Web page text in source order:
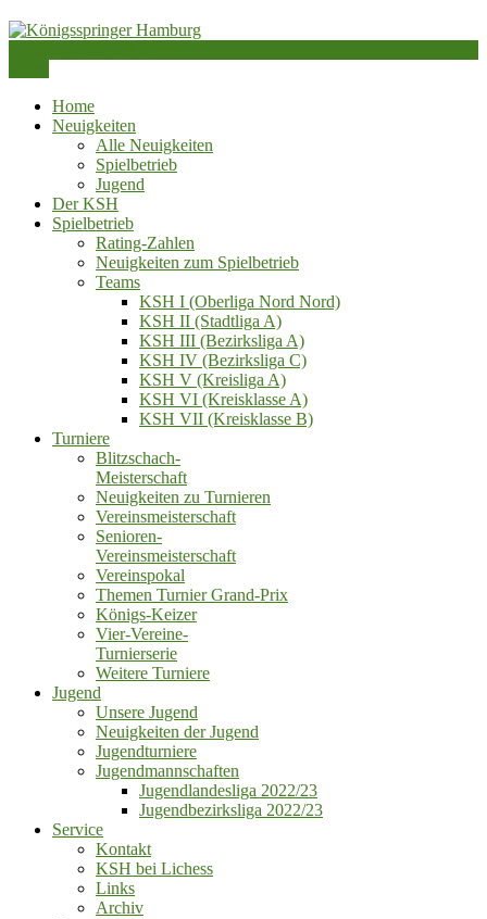
Skip
to
content
Königsspringer Hamburg
Home
Neuigkeiten
Alle Neuigkeiten
Spielbetrieb
Jugend
Der KSH
Spielbetrieb
Rating-Zahlen
Neuigkeiten zum Spielbetrieb
Teams
KSH I (Oberliga Nord Nord)
KSH II (Stadtliga A)
KSH III (Bezirksliga A)
KSH IV (Bezirksliga C)
KSH V (Kreisliga A)
KSH VI (Kreisklasse A)
KSH VII (Kreisklasse B)
Turniere
Blitzschach‑
Meisterschaft
Neuigkeiten zu Turnieren
Vereinsmeisterschaft
Senioren‑
Vereinsmeisterschaft
Vereinspokal
Themen Turnier Grand‑Prix
Königs‑Keizer
Vier‑Vereine‑
Turnierserie
Weitere Turniere
Jugend
Unsere Jugend
Neuigkeiten der Jugend
Jugendturniere
Jugendmannschaften
Jugendlandesliga 2022/23
Jugendbezirksliga 2022/23
Service
Kontakt
KSH bei Lichess
Links
Archiv